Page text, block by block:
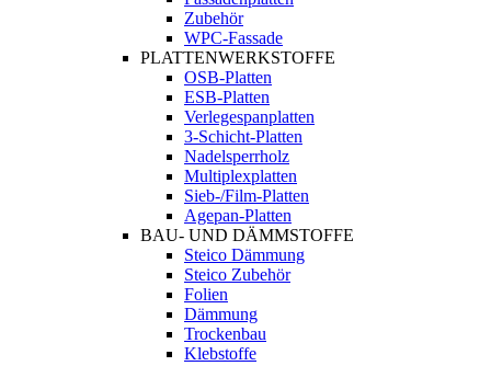
Zubehör
WPC-Fassade
PLATTENWERKSTOFFE
OSB-Platten
ESB-Platten
Verlegespanplatten
3-Schicht-Platten
Nadelsperrholz
Multiplexplatten
Sieb-/Film-Platten
Agepan-Platten
BAU- UND DÄMMSTOFFE
Steico Dämmung
Steico Zubehör
Folien
Dämmung
Trockenbau
Klebstoffe